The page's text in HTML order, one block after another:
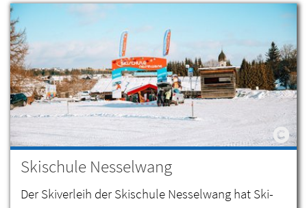
Skischule Nesselwang
Der Skiverleih der Skischule Nesselwang hat Ski-